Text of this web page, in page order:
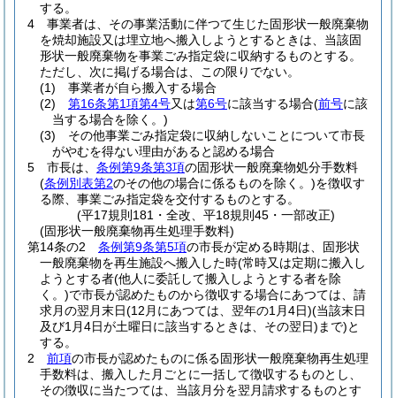
する。
4
事業者は、その事業活動に伴つて生じた固形状一般廃棄物
を焼却施設又は埋立地へ搬入しようとするときは、当該固
形状一般廃棄物を事業ごみ指定袋に収納するものとする。
ただし、次に掲げる場合は、この限りでない。
(1)
事業者が自ら搬入する場合
(2)
第16条第1項第4号又は第6号に該当する場合(前号に該
当する場合を除く。)
(3)
その他事業ごみ指定袋に収納しないことについて市長
がやむを得ない理由があると認める場合
5
市長は、 条例第9条第3項の固形状一般廃棄物処分手数料
(条例別表第2のその他の場合に係るものを除く。)を徴収す
る際、事業ごみ指定袋を交付するものとする。
(平17規則181・全改、平18規則45・一部改正)
(固形状一般廃棄物再生処理手数料)
第14条の2
条例第9条第5項の市長が定める時期は、固形状
一般廃棄物を再生施設へ搬入した時(常時又は定期に搬入し
ようとする者(他人に委託して搬入しようとする者を除
く。)で市長が認めたものから徴収する場合にあつては、請
求月の翌月末日(12月にあつては、翌年の1月4日)(当該末日
及び1月4日が土曜日に該当するときは、その翌日) まで)と
する。
2
前項の市長が認めたものに係る固形状一般廃棄物再生処理
手数料は、搬入した月ごとに一括して徴収するものとし、
その徴収に当たつては、当該月分を翌月請求するものとす